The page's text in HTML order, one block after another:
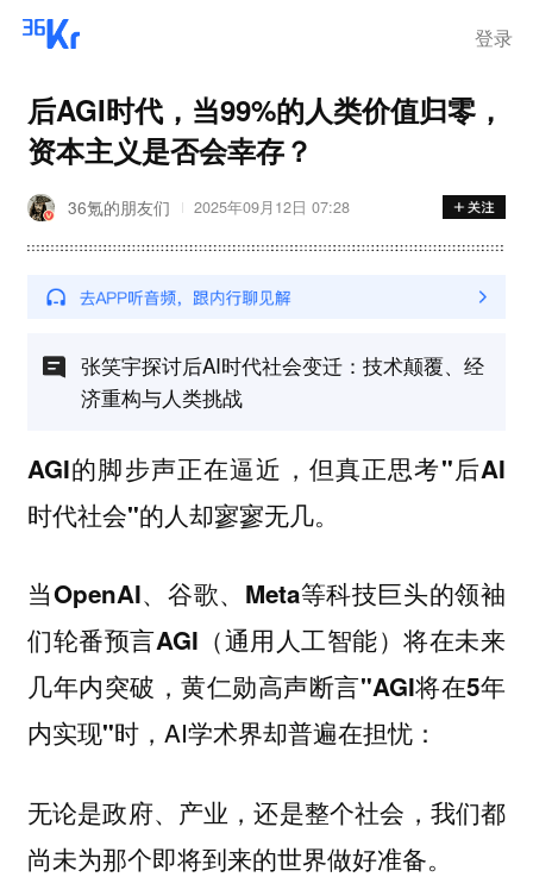
登录
后AGI时代，当99%的人类价值归零，
资本主义是否会幸存？
36氪的朋友们 2025年09月12日 07:28
张笑宇探讨后AI时代社会变迁：技术颠覆、经
济重构与人类挑战
AGI的脚步声正在逼近，但真正思考"后AI
时代社会"的人却寥寥无几。
当OpenAI、谷歌、Meta等科技巨头的领袖
们轮番预言AGI（通用人工智能）将在未来
几年内突破，黄仁勋高声断言"AGI将在5年
内实现"时， AI学术界却普遍在担忧：
无论是政府、产业，还是整个社会，我们都
尚未为那个即将到来的世界做好准备。